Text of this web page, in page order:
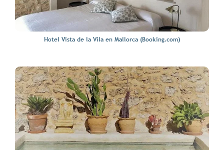
Hotel Vista de la Vila en Mallorca (Booking.com)